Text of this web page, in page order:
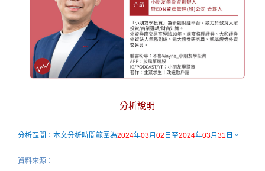
分析說明
分析區間：本文分析時間範圍為2024年03月02 日至2024年03月31 日。
資料來源：